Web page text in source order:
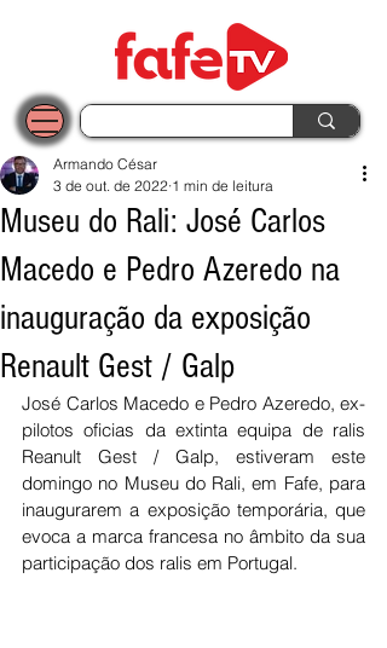
Museu do Rali: José Carlos
Macedo e Pedro Azeredo na
inauguração da exposição
Renault Gest / Galp
Armando César
3 de out. de 2022 1 min de leitura
José Carlos Macedo e Pedro Azeredo, ex-
pilotos oficias da extinta equipa de ralis
Reanult Gest / Galp, estiveram este
domingo no Museu do Rali, em Fafe, para
inaugurarem a exposição temporária, que
evoca a marca francesa no âmbito da sua
participação dos ralis em Portugal.